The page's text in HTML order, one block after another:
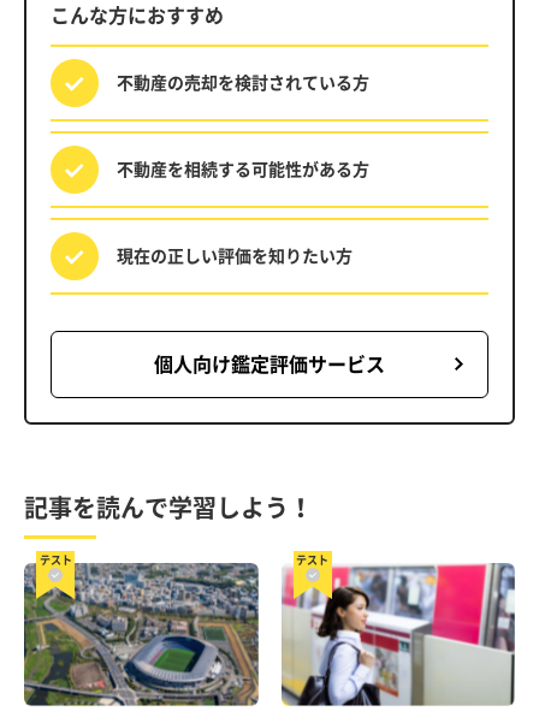
こんな方におすすめ
不動産の売却を検討されている方
不動産を相続する可能性がある方
現在の正しい評価を知りたい方
個人向け鑑定評価サービス
記事を読んで学習しよう！
テスト テスト